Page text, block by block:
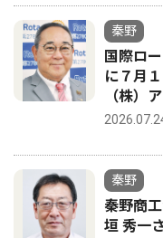
秦野
国際ロ
に７月
（株）
秦野
秦野商
垣 秀一